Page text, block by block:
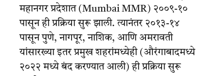
महानगर प्रदेशात (Mumbai MMR) २००९-१०
पासून ही प्रक्रिया सुरू झाली. त्यानंतर २०१३-१४
पासून पुणे, नागपूर, नाशिक, आणि अमरावती
यांसारख्या इतर प्रमुख शहरांमध्येही (औरंगाबादमध्ये
२०२२ मध्ये बंद करण्यात आली) ही प्रक्रिया सुरू